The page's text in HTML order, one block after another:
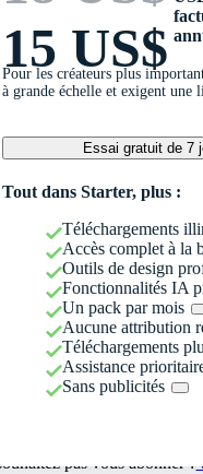
15 US$
Pour les créateurs plus
à grande échelle et exigent une
Essai gratuit de 7
Tout dans Starter, plus :
Téléchargements
Accès complet à la
Outils de design
Fonctionnalités IA
Un pack par mois
Aucune attribution
Téléchargements
Assistance
Sans publicités
pas vous abonner ?